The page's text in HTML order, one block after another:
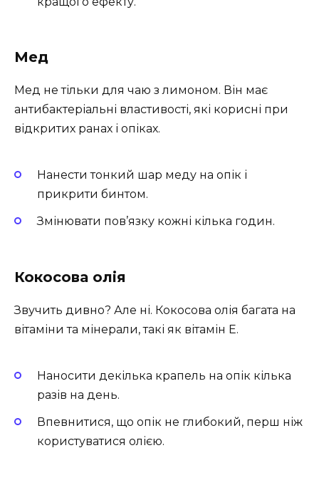
Мед
Мед не тільки для чаю з лимоном. Він має
антибактеріальні властивості, які корисні при
відкритих ранах і опіках.
Нанести тонкий шар меду на опік і
прикрити бинтом.
Змінювати пов’язку кожні кілька годин.
Кокосова олія
Звучить дивно? Але ні. Кокосова олія багата на
вітаміни та мінерали, такі як вітамін Е.
Наносити декілька крапель на опік кілька
разів на день.
Впевнитися, що опік не глибокий, перш ніж
користуватися олією.